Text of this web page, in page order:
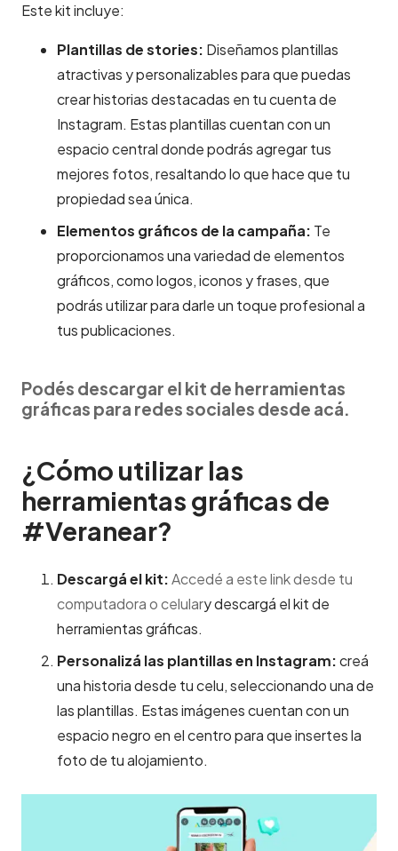
Este kit incluye:
Plantillas de stories: Diseñamos plantillas
atractivas y personalizables para que puedas
crear historias destacadas en tu cuenta de
Instagram. Estas plantillas cuentan con un
espacio central donde podrás agregar tus
mejores fotos, resaltando lo que hace que tu
propiedad sea única.
Elementos gráficos de la campaña: Te
proporcionamos una variedad de elementos
gráficos, como logos, iconos y frases, que
podrás utilizar para darle un toque profesional a
tus publicaciones.
Podés descargar el kit de herramientas
gráficas para redes sociales desde acá.
¿Cómo utilizar las
herramientas gráficas de
#Veranear?
Descargá el kit:Accedé a este link desde tu
computadora o celulary descargá el kit de
herramientas gráficas.
Personalizá las plantillas en Instagram:creá
una historia desde tu celu, seleccionando una de
las plantillas. Estas imágenes cuentan con un
espacio negro en el centro para que insertes la
foto de tu alojamiento.